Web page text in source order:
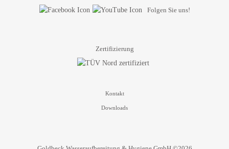
Folgen Sie uns!
Zertifizierung
Kontakt
Downloads